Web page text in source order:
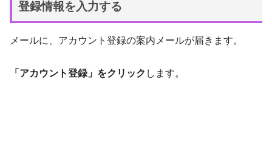
登録情報を入力する
メールに、アカウント登録の案内メールが届きます。
「アカウント登録」をクリック します。